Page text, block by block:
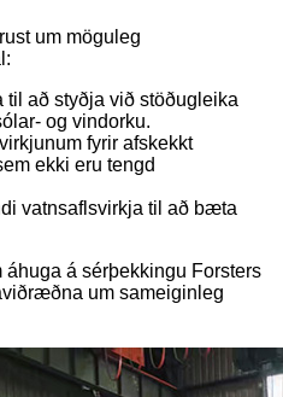
um möguleg
að styðja við stöðugleika
og vindorku.
fyrir afskekkt
ekki eru tengd
vatnsaflsvirkja til að bæta
á sérþekkingu Forsters
um sameiginleg